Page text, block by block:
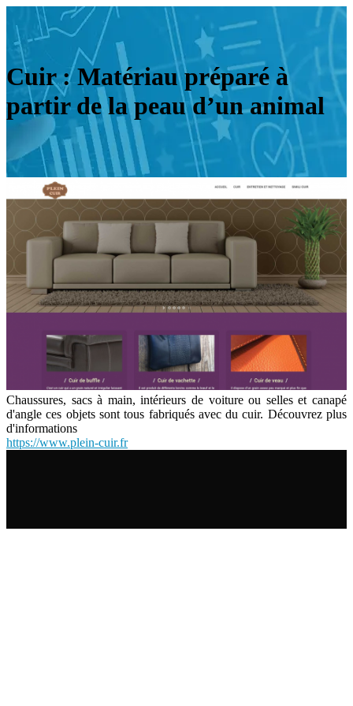
Cuir : Matériau préparé à
partir de la peau d’un animal
Chaussures, sacs à main, intérieurs de voiture ou selles et canapé
d'angle ces objets sont tous fabriqués avec du cuir. Découvrez plus
d'informations
https://www.plein-cuir.fr